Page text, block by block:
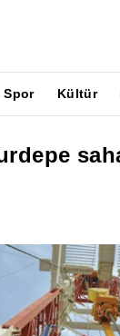
Spor Kültür